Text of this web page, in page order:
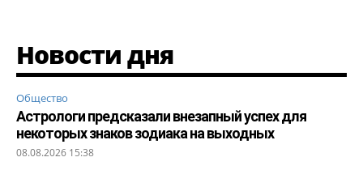
Новости дня
Общество
Астрологи предсказали внезапный успех для
некоторых знаков зодиака на выходных
08.08.2026 15:38